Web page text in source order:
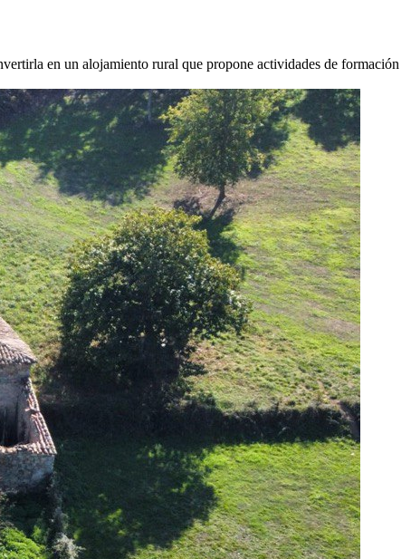
en un alojamiento rural que propone actividades de formación